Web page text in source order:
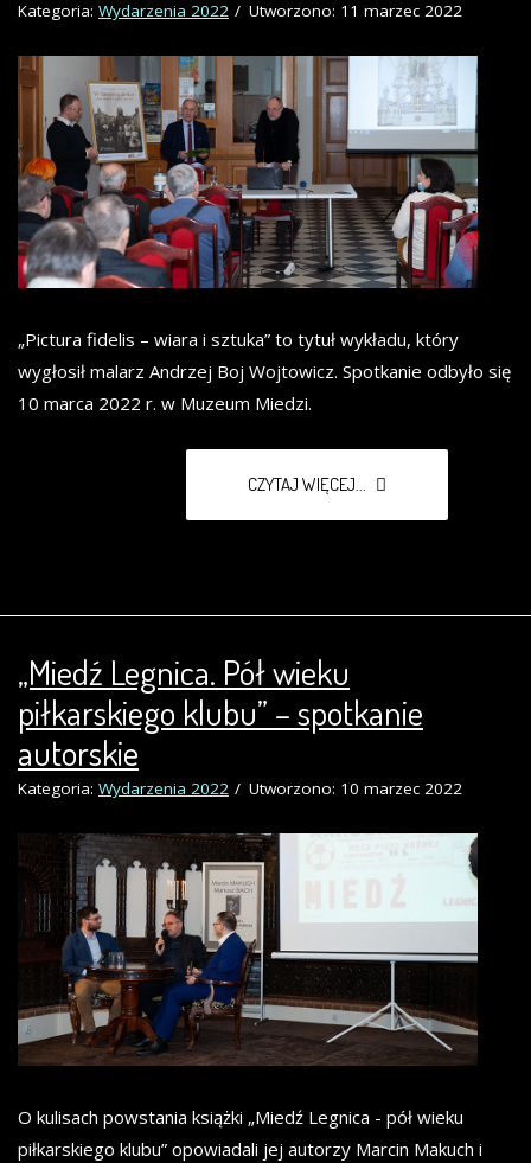
Kategoria: Wydarzenia 2022 Utworzono: 11 marzec 2022
„Pictura fidelis – wiara i sztuka” to tytuł wykładu, który
wygłosił malarz Andrzej Boj Wojtowicz. Spotkanie odbyło się
10 marca 2022 r. w Muzeum Miedzi.
CZYTAJ WIĘCEJ...
„Miedź Legnica. Pół wieku
piłkarskiego klubu” – spotkanie
autorskie
Kategoria: Wydarzenia 2022 Utworzono: 10 marzec 2022
O kulisach powstania książki „Miedź Legnica - pół wieku
piłkarskiego klubu” opowiadali jej autorzy Marcin Makuch i